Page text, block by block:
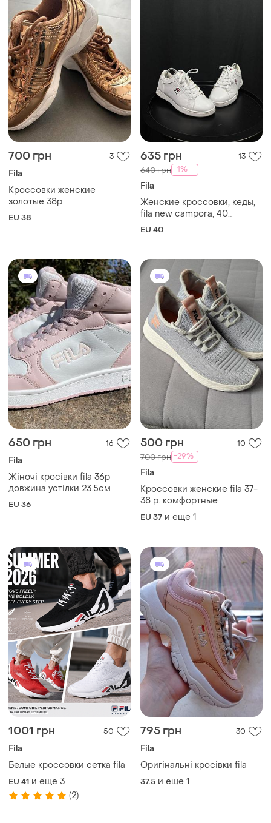
700 грн 3
Fila
Кроссовки женские
золотые 38р
EU 38
635 грн 13
640 грн -1%
Fila
Женские кроссовки, кеды,
fila new campora, 40
размер, состояние новых.
EU 40
650 грн 16
Fila
Жіночі кросівки fila 36р
довжина устілки 23.5см
EU 36
500 грн 10
700 грн -29%
Fila
Кроссовки женские fila 37-
38 р. комфортные
EU 37 и еще 1
1001 грн 50
Fila
Белые кроссовки сетка fila
EU 41 и еще 3
(2)
795 грн 30
Fila
Оригінальні кросівки fila
37.5 и еще 1